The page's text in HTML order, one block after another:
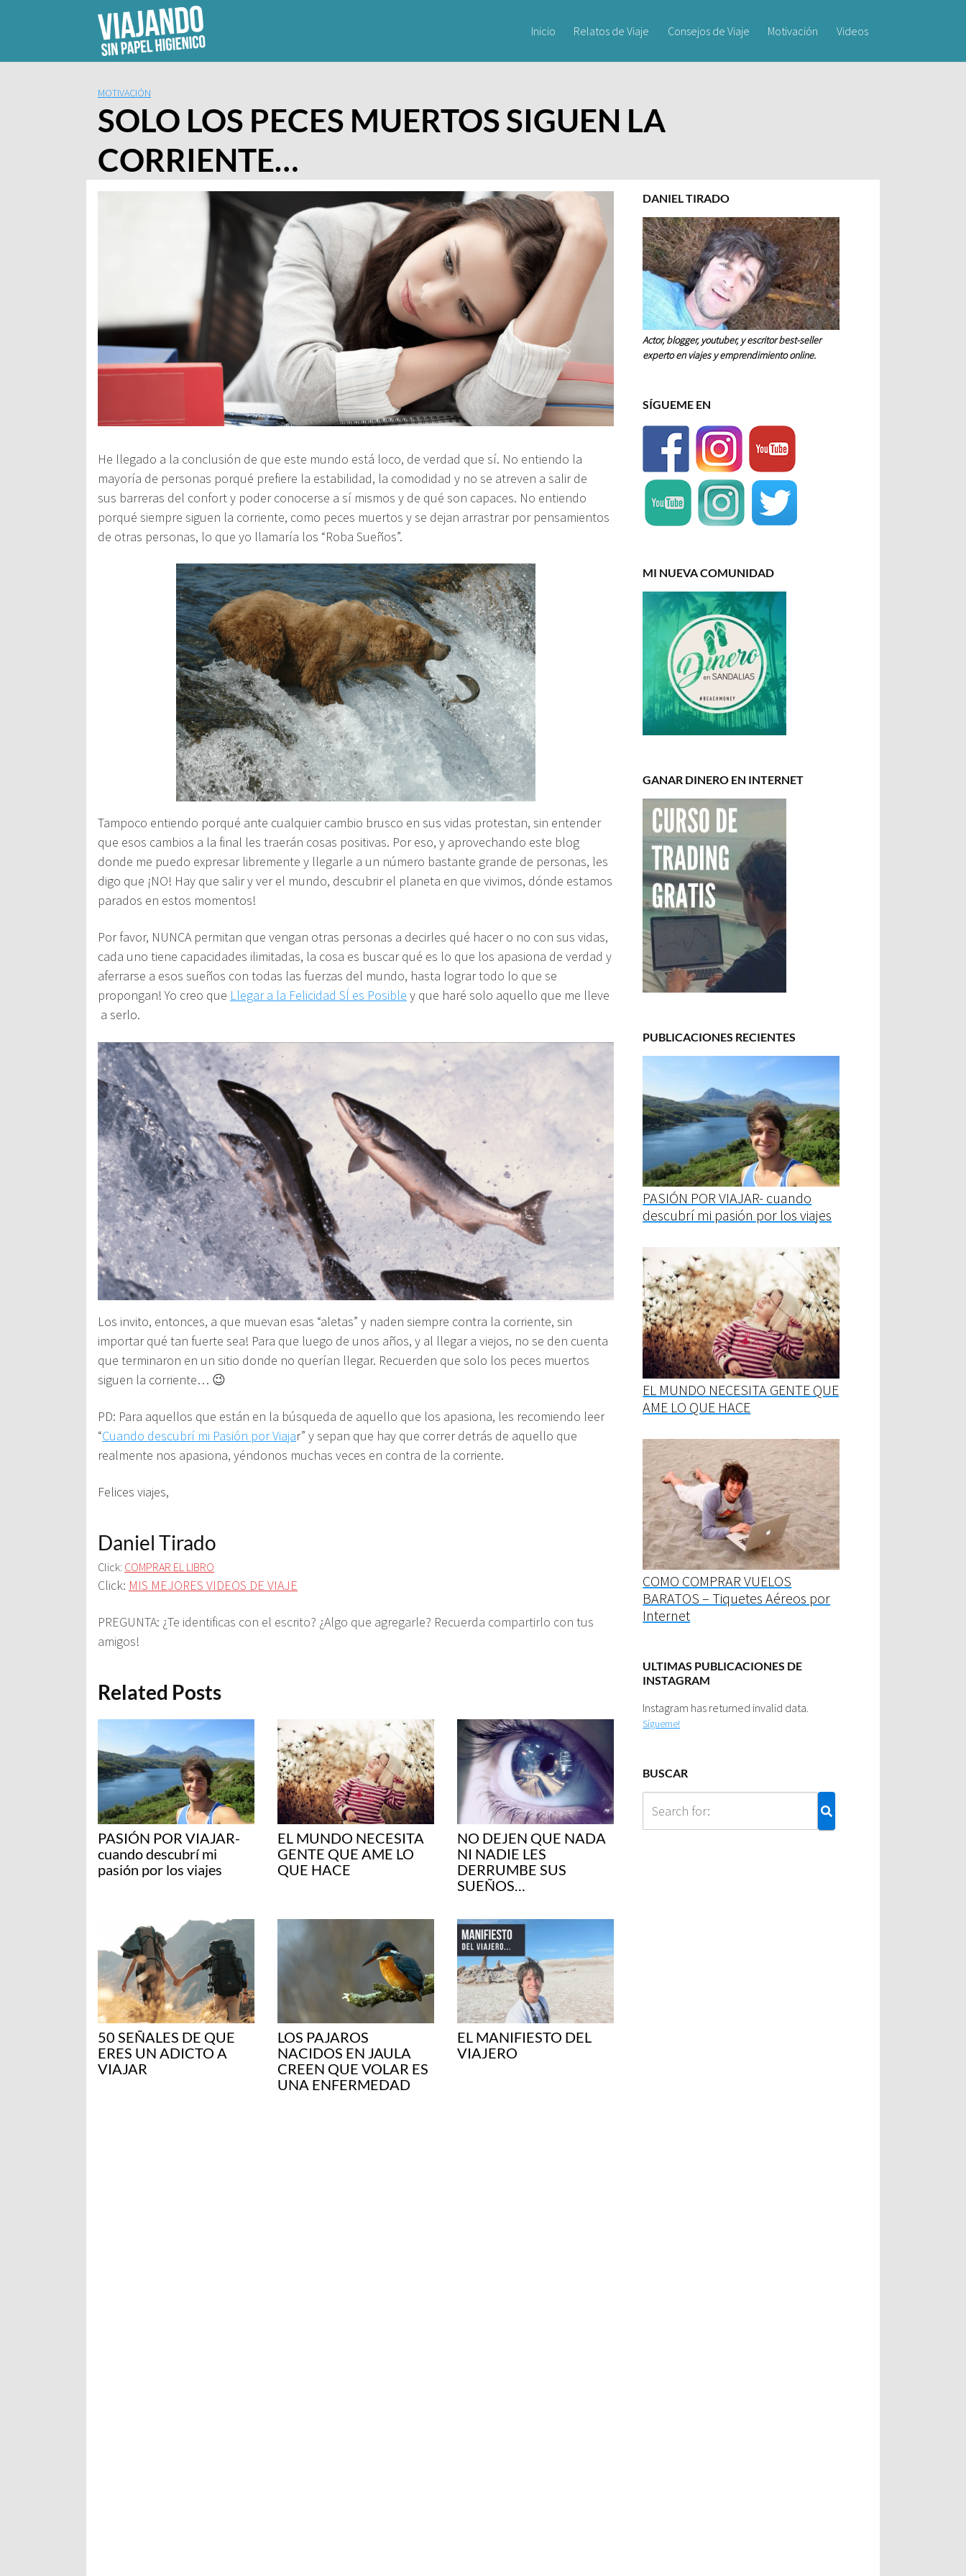
Inicio Relatos de Viaje Consejos de Viaje Motivación Videos
MOTIVACIÓN
SOLO LOS PECES MUERTOS SIGUEN LA
CORRIENTE…
He llegado a la conclusión de que este mundo está loco, de verdad que sí. No entiendo la
mayoría de personas porqué prefiere la estabilidad, la comodidad y no se atreven a salir de
sus barreras del confort y poder conocerse a sí mismos y de qué son capaces. No entiendo
porqué siempre siguen la corriente, como peces muertos y se dejan arrastrar por pensamientos
de otras personas, lo que yo llamaría los “Roba Sueños”.
Tampoco entiendo porqué ante cualquier cambio brusco en sus vidas protestan, sin entender
que esos cambios a la final les traerán cosas positivas. Por eso, y aprovechando este blog
donde me puedo expresar libremente y llegarle a un número bastante grande de personas, les
digo que ¡NO! Hay que salir y ver el mundo, descubrir el planeta en que vivimos, dónde estamos
parados en estos momentos!
Por favor, NUNCA permitan que vengan otras personas a decirles qué hacer o no con sus vidas,
cada uno tiene capacidades ilimitadas, la cosa es buscar qué es lo que los apasiona de verdad y
aferrarse a esos sueños con todas las fuerzas del mundo, hasta lograr todo lo que se
propongan! Yo creo que Llegar a la Felicidad SÍ es Posible y que haré solo aquello que me lleve
a serlo.
Los invito, entonces, a que muevan esas “aletas” y naden siempre contra la corriente, sin
importar qué tan fuerte sea! Para que luego de unos años, y al llegar a viejos, no se den cuenta
que terminaron en un sitio donde no querían llegar. Recuerden que solo los peces muertos
siguen la corriente… 😉
PD: Para aquellos que están en la búsqueda de aquello que los apasiona, les recomiendo leer
“Cuando descubrí mi Pasión por Viajar” y sepan que hay que correr detrás de aquello que
realmente nos apasiona, yéndonos muchas veces en contra de la corriente.
Felices viajes,
Daniel Tirado
Click: COMPRAR EL LIBRO
Click: MIS MEJORES VIDEOS DE VIAJE
PREGUNTA: ¿Te identificas con el escrito? ¿Algo que agregarle? Recuerda compartirlo con tus
amigos!
Related Posts
PASIÓN POR VIAJAR-
cuando descubrí mi
pasión por los viajes
EL MUNDO NECESITA
GENTE QUE AME LO
QUE HACE
NO DEJEN QUE NADA
NI NADIE LES
DERRUMBE SUS
SUEÑOS…
50 SEÑALES DE QUE
ERES UN ADICTO A
VIAJAR
LOS PAJAROS
NACIDOS EN JAULA
CREEN QUE VOLAR ES
UNA ENFERMEDAD
EL MANIFIESTO DEL
VIAJERO
DANIEL TIRADO
Actor, blogger, youtuber, y escritor best-seller
experto en viajes y emprendimiento online.
SÍGUEME EN
MI NUEVA COMUNIDAD
GANAR DINERO EN INTERNET
PUBLICACIONES RECIENTES
PASIÓN POR VIAJAR- cuando
descubrí mi pasión por los viajes
EL MUNDO NECESITA GENTE QUE
AME LO QUE HACE
COMO COMPRAR VUELOS
BARATOS – Tiquetes Aéreos por
Internet
ULTIMAS PUBLICACIONES DE
INSTAGRAM
Instagram has returned invalid data.
Sígueme!
BUSCAR